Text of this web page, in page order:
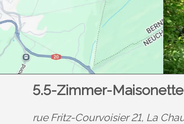
5.5-Zimmer-
rue Fritz-Courvoisier 21, La